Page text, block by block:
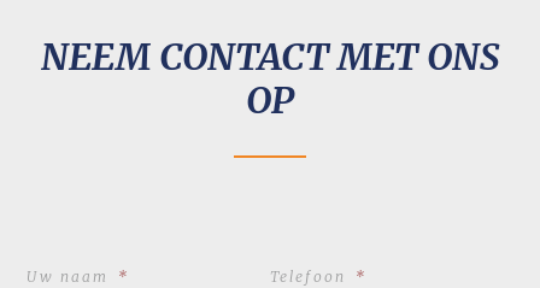
NEEM CONTACT MET ONS
OP
Uw naam * Telefoon *